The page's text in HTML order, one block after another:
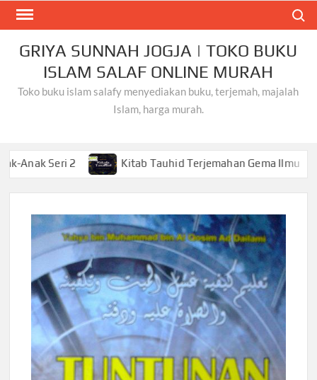
Skip
contentGRIYA SUNNAH JOGJA | TOKO BUKU
ISLAM SALAF ONLINE MURAH
Toko buku islam salafy menyediakan buku, terjemah, majalah
Islam, harga murah.
Seri 2 Kitab Tauhid Terjemahan Gema Ilmu